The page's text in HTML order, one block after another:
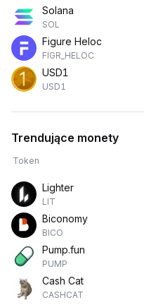
Solana
SOL
Figure Heloc
FIGR_HELOC
USD1
USD1
Trendujące monety
Token
Lighter
LIT
Biconomy
BICO
Pump.fun
PUMP
Cash Cat
CASHCAT